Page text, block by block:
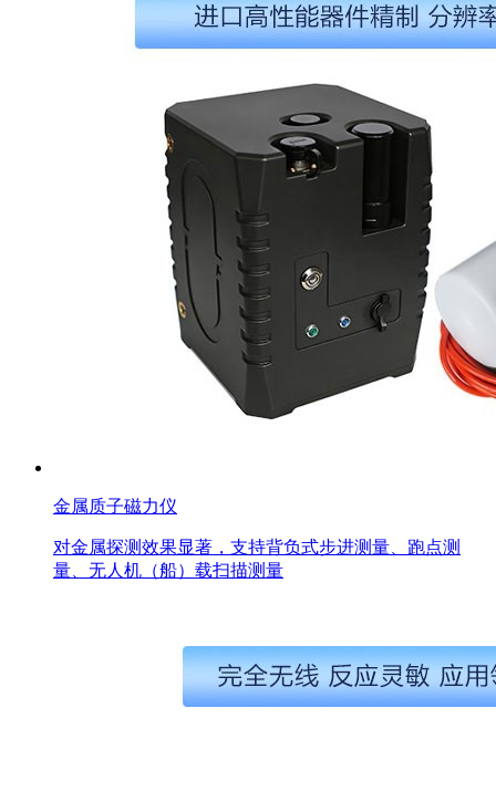
金属质子磁力仪
对金属探测效果显著，支持背负式步进测量、跑点测
量、无人机（船）载扫描测量